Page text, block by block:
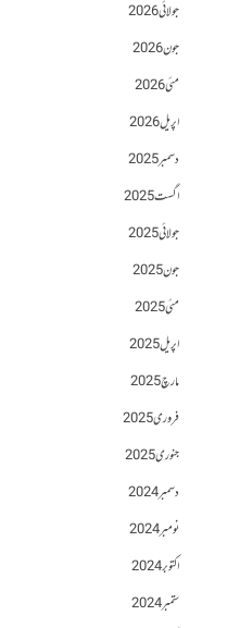
جولائی 2026
جون 2026
مئی 2026
اپریل 2026
دسمبر 2025
اگست 2025
جولائی 2025
جون 2025
مئی 2025
اپریل 2025
مارچ 2025
فروری 2025
جنوری 2025
دسمبر 2024
نومبر 2024
اکتوبر 2024
ستمبر 2024